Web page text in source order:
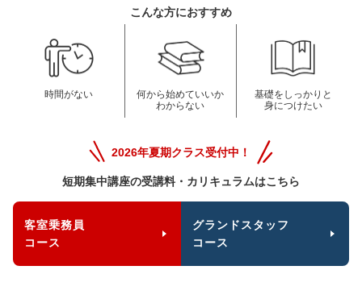
こんな方におすすめ
時間がない
何から始めていいか
わからない
基礎をしっかりと
身につけたい
2026年夏期クラス受付中！
短期集中講座の受講料・カリキュラムはこちら
客室乗務員
コース
グランドスタッフ
コース